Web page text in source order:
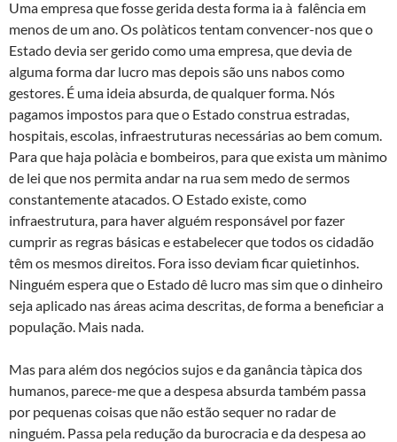
Uma empresa que fosse gerida desta forma ia à falência em
menos de um ano. Os polà­ticos tentam convencer-nos que o
Estado devia ser gerido como uma empresa, que devia de
alguma forma dar lucro mas depois são uns nabos como
gestores. É uma ideia absurda, de qualquer forma. Nós
pagamos impostos para que o Estado construa estradas,
hospitais, escolas, infraestruturas necessárias ao bem comum.
Para que haja polà­cia e bombeiros, para que exista um mà­nimo
de lei que nos permita andar na rua sem medo de sermos
constantemente atacados. O Estado existe, como
infraestrutura, para haver alguém responsável por fazer
cumprir as regras básicas e estabelecer que todos os cidadão
têm os mesmos direitos. Fora isso deviam ficar quietinhos.
Ninguém espera que o Estado dê lucro mas sim que o dinheiro
seja aplicado nas áreas acima descritas, de forma a beneficiar a
população. Mais nada.
Mas para além dos negócios sujos e da ganância tà­pica dos
humanos, parece-me que a despesa absurda também passa
por pequenas coisas que não estão sequer no radar de
ninguém. Passa pela redução da burocracia e da despesa ao